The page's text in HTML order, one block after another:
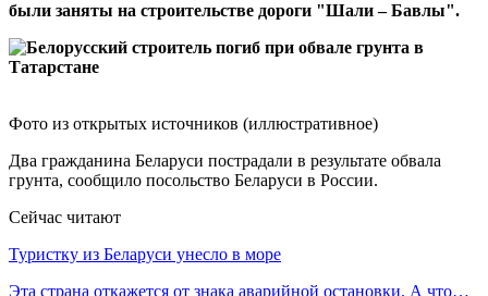
были заняты на строительстве дороги "Шали – Бавлы".
Фото из открытых источников (иллюстративное)
Два гражданина Беларуси пострадали в результате обвала
грунта, сообщило посольство Беларуси в России.
Сейчас читают
Туристку из Беларуси унесло в море
Эта страна откажется от знака аварийной остановки. А что…